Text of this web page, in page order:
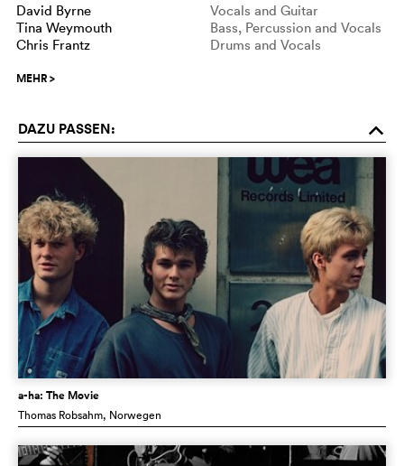
David Byrne
Vocals and Guitar
Tina Weymouth
Bass, Percussion and Vocals
Chris Frantz
Drums and Vocals
MEHR>
DAZU PASSEN: o
a-ha: The Movie
Thomas Robsahm, Norwegen